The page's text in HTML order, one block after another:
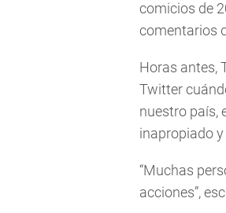
comicios de
comentarios
Horas antes,
Twitter
nuestro país,
inapropiado y
“Muchas
acciones”,